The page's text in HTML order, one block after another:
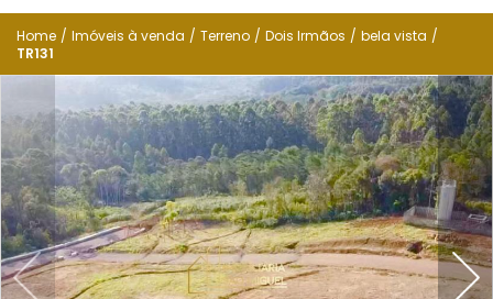
Financiamento
Negocie seu imóvel
Simulador de financiamento
Negocie seu imóvel
Imóveis favoritos
Contato
Home / Imóveis à venda / Terreno / Dois Irmãos / bela vista /
TR131